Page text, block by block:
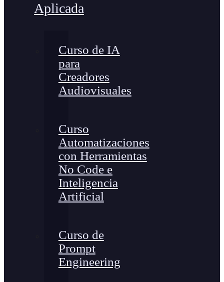
Aplicada
Curso de IA
para
Creadores
Audiovisuales
Curso
Automatizaciones
con Herramientas
No Code e
Inteligencia
Artificial
Curso de
Prompt
Engineering